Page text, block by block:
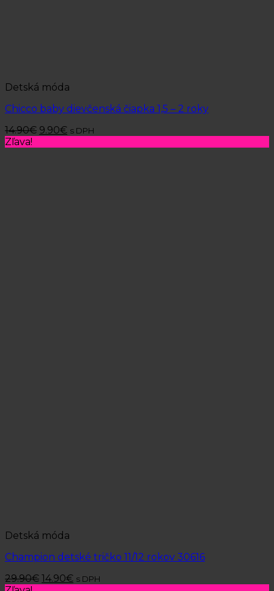
Detská móda
Chicco baby dievčenská čiapka 1,5 – 2 roky
14.90€ 9.90€ s DPH
Zľava!
Detská móda
Champion detské tričko 11/12 rokov 30616
29.90€ 14.90€ s DPH